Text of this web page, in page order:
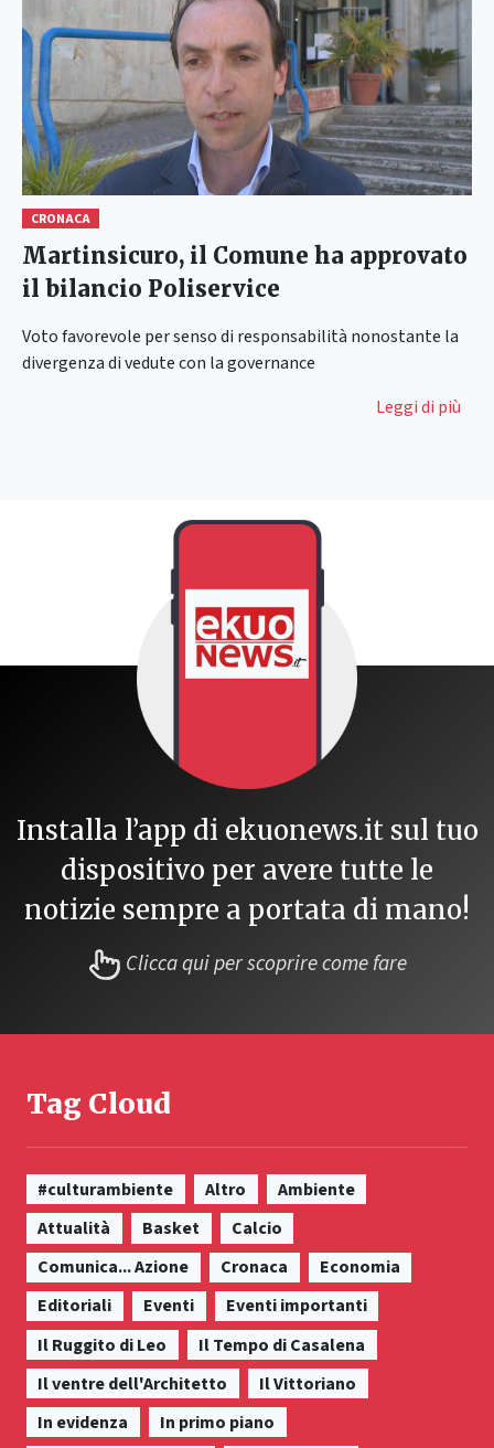
CRONACA
Martinsicuro, il Comune ha approvato
il bilancio Poliservice
Voto favorevole per senso di responsabilità nonostante la
divergenza di vedute con la governance
Leggi di più
Installa l’app di ekuonews.it sul tuo
dispositivo per avere tutte le
notizie sempre a portata di mano!
Clicca qui per scoprire come fare
Tag Cloud
#culturambiente Altro
Ambiente
Attualità
Basket
Calcio
Comunica... Azione
Cronaca
Economia
Editoriali
Eventi
Eventi importanti
Il Ruggito di Leo
Il Tempo di Casalena
Il ventre dell'Architetto
Il Vittoriano
In evidenza
In primo piano